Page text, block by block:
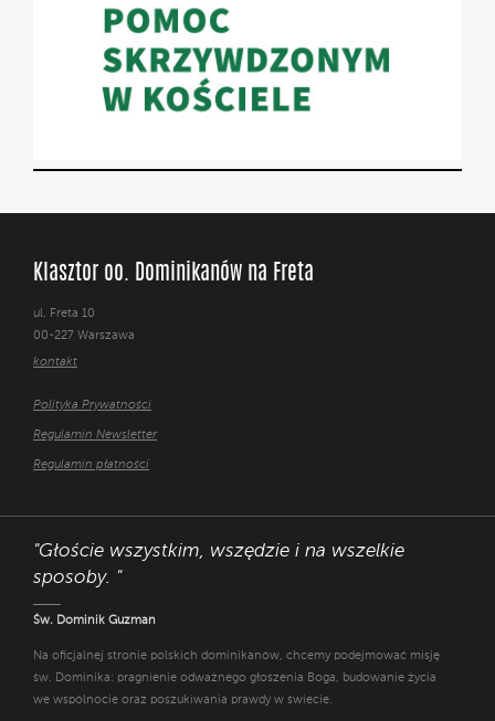
Klasztor oo. Dominikanów na Freta
ul. Freta 10
00-227 Warszawa
kontakt
Polityka Prywatności
Regulamin Newsletter
Regulamin płatności
"Głoście wszystkim, wszędzie i na wszelkie
sposoby. "
Św. Dominik Guzman
Na oficjalnej stronie polskich dominikanów, chcemy podejmować misję
św. Dominika: pragnienie odważnego głoszenia Boga, budowanie życia
we wspólnocie oraz poszukiwania prawdy w świecie.